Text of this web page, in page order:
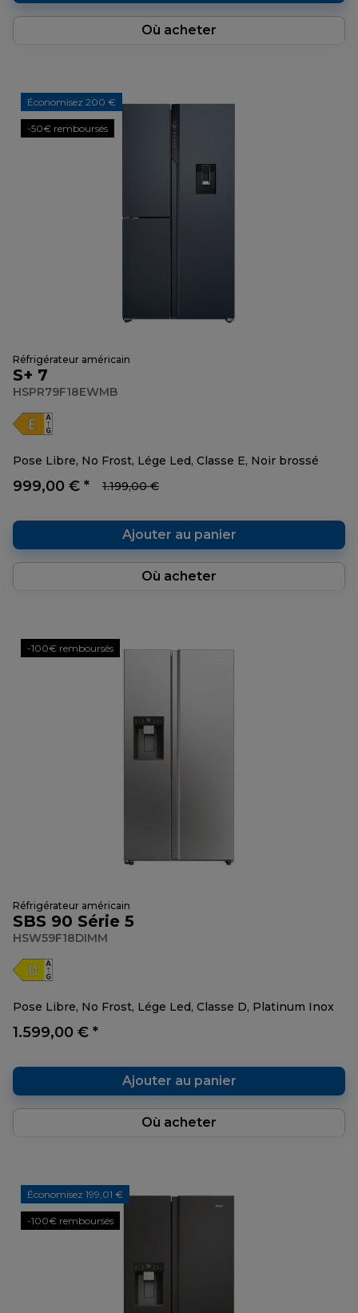
Où acheter
Économisez 200 €
-50€ remboursés
Réfrigérateur américain
S+ 7
HSPR79F18EWMB
Pose Libre, No Frost, Lége Led, Classe E, Noir brossé
999,00 € * 1.199,00 €
Ajouter au panier
Où acheter
-100€ remboursés
Réfrigérateur américain
SBS 90 Série 5
HSW59F18DIMM
Pose Libre, No Frost, Lége Led, Classe D, Platinum Inox
1.599,00 € *
Ajouter au panier
Où acheter
Économisez 199,01 €
-100€ remboursés